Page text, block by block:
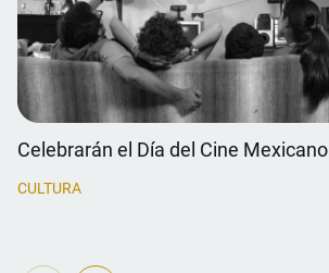
Celebrarán el Día del Cine Mexicano
CULTURA